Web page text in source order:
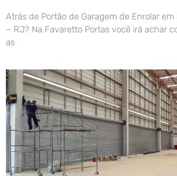
Atrás de Portão de Garagem de Enrolar em
– RJ? Na Favaretto Portas você irá achar
as